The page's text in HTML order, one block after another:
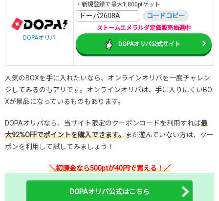
DOPAオリパ
・新規登録で最大1,800ptゲット
ドーパ2608A コードコピー
ストームエメラルダ定価販売抽選中
DOPAオリパ公式サイト
人気のBOXを手に入れたいなら、オンラインオリパを一度チャレン
ジしてみるのもアリです。オンラインオリパは、手に入りにくいBO
Xが景品になっているものもあります。
DOPAオリパなら、当サイト限定のクーポンコードを利用すれば最
大92%OFFでポイントを購入できます。まだ遊んでいない方は、クー
ポンを利用して試してみましょう！
＼初課金なら500ptが40円で買える！／
DOPAオリパ公式はこちら